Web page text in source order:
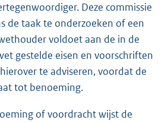
Deze commissie
de taak te onderzoeken of een
voldoet aan de in de
gestelde eisen en voorschriften
te adviseren, voordat de
tot benoeming.
of voordracht wijst de